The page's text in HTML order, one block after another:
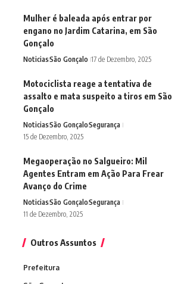
Mulher é baleada após entrar por
engano no Jardim Catarina, em São
Gonçalo
NoticiasSão Gonçalo 17 de Dezembro, 2025
Motociclista reage a tentativa de
assalto e mata suspeito a tiros em São
Gonçalo
NoticiasSão GonçaloSegurança
15 de Dezembro, 2025
Megaoperação no Salgueiro: Mil
Agentes Entram em Ação Para Frear
Avanço do Crime
NoticiasSão GonçaloSegurança
11 de Dezembro, 2025
Outros Assuntos
Prefeitura